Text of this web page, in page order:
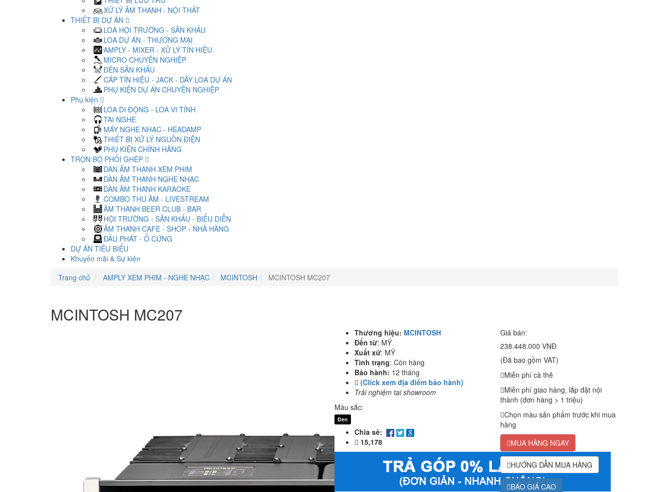
XỬ LÝ ÂM THANH - NỘI THẤT
THIẾT BỊ DỰ ÁN
LOA HỘI TRƯỜNG - SÂN KHẤU
LOA DỰ ÁN - THƯƠNG MẠI
AMPLY - MIXER - XỬ LÝ TÍN HIỆU
MICRO CHUYÊN NGHIỆP
ĐÈN SÂN KHẤU
CÁP TÍN HIỆU - JACK - DÂY LOA DỰ ÁN
PHỤ KIỆN DỰ ÁN CHUYÊN NGHIỆP
Phụ kiện
LOA DI ĐỘNG - LOA VI TÍNH
TAI NGHE
MÁY NGHE NHẠC - HEADAMP
THIẾT BỊ XỬ LÝ NGUỒN ĐIỆN
PHỤ KIỆN CHÍNH HÃNG
TRỌN BỘ PHỐI GHÉP
DÀN ÂM THANH XEM PHIM
DÀN ÂM THANH NGHE NHẠC
DÀN ÂM THANH KARAOKE
COMBO THU ÂM - LIVESTREAM
ÂM THANH BEER CLUB - BAR
HỘI TRƯỜNG - SÂN KHẤU - BIỂU DIỄN
ÂM THANH CAFE - SHOP - NHÀ HÀNG
ĐẦU PHÁT - Ổ CỨNG
DỰ ÁN TIÊU BIỂU
Khuyến mãi & Sự kiện
Trang chủ
AMPLY XEM PHIM - NGHE NHẠC MCINTOSH MCINTOSH MC207
MCINTOSH MC207
Thương hiệu: MCINTOSH
Đến từ: MỸ
Xuất xứ: MỸ
Tình trạng: Còn hàng
Bảo hành: 12 tháng
(Click xem địa điểm bảo hành)
Trải nghiệm tại showroom
Màu sắc:
Đen
Chia sẻ:
15,178
Giá bán:
238.448.000 VNĐ
(Đã bao gồm VAT)
Miễn phí cà thẻ
Miễn phí giao hàng, lắp đặt nội
thành (đơn hàng > 1 triệu)
Chọn màu sản phẩm trước khi mua
hàng
MUA HÀNG NGAY
HƯỚNG DẪN MUA HÀNG
BÁO GIÁ CAO